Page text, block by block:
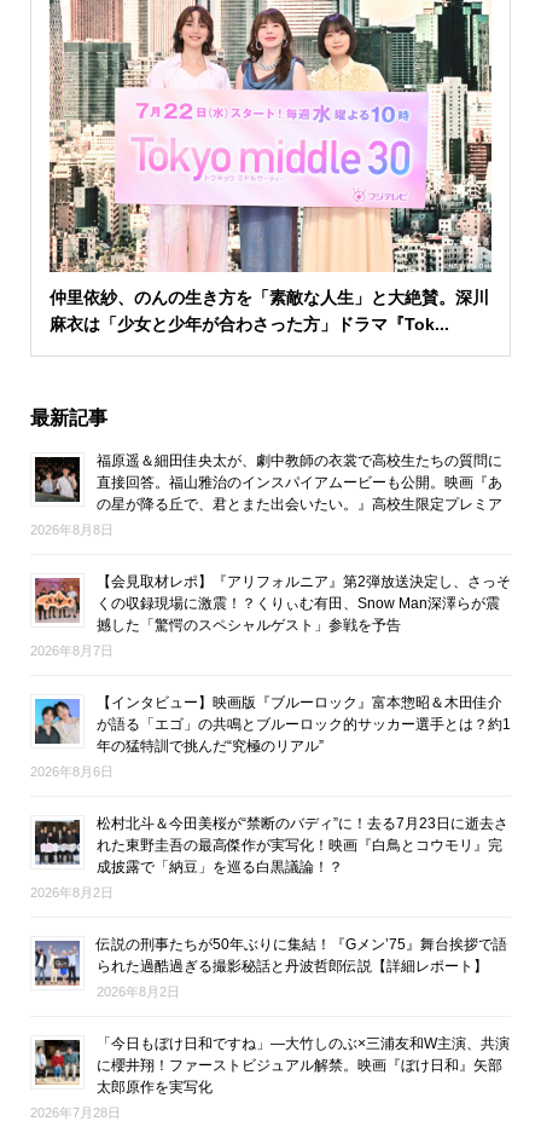
仲里依紗、のんの生き方を「素敵な人生」と大絶賛。深川
麻衣は「少女と少年が合わさった方」ドラマ『Tok...
最新記事
福原遥＆細田佳央太が、劇中教師の衣裳で高校生たちの質問に
直接回答。福山雅治のインスパイアムービーも公開。映画『あ
の星が降る丘で、君とまた出会いたい。』高校生限定プレミア
2026年8月8日
【会見取材レポ】『アリフォルニア』第2弾放送決定し、さっそ
くの収録現場に激震！？くりぃむ有田、Snow Man深澤らが震
撼した「驚愕のスペシャルゲスト」参戦を予告
2026年8月7日
【インタビュー】映画版『ブルーロック』富本惣昭＆木田佳介
が語る「エゴ」の共鳴とブルーロック的サッカー選手とは？約1
年の猛特訓で挑んだ“究極のリアル”
2026年8月6日
松村北斗＆今田美桜が“禁断のバディ”に！去る7月23日に逝去さ
れた東野圭吾の最高傑作が実写化！映画『白鳥とコウモリ』完
成披露で「納豆」を巡る白黒議論！？
2026年8月2日
伝説の刑事たちが50年ぶりに集結！『Gメン’75』舞台挨拶で語
られた過酷過ぎる撮影秘話と丹波哲郎伝説【詳細レポート】
2026年8月2日
「今日もぼけ日和ですね」―大竹しのぶ×三浦友和W主演、共演
に櫻井翔！ファーストビジュアル解禁。映画『ぼけ日和』矢部
太郎原作を実写化
2026年7月28日